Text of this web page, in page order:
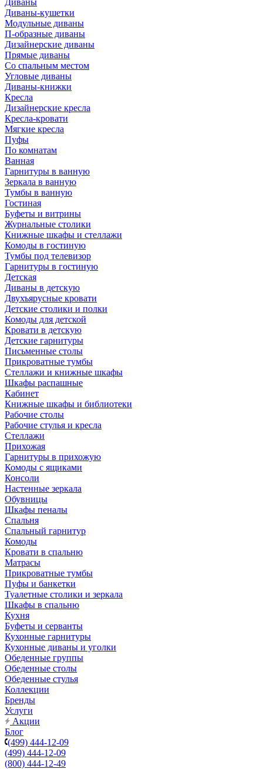
Диваны
Диваны-кушетки
Модульные диваны
П-образные диваны
Дизайнерские диваны
Прямые диваны
Со спальным местом
Угловые диваны
Диваны-книжки
Кресла
Дизайнерские кресла
Кресла-кровати
Мягкие кресла
Пуфы
По комнатам
Ванная
Гарнитуры в ванную
Зеркала в ванную
Тумбы в ванную
Гостиная
Буфеты и витрины
Журнальные столики
Книжные шкафы и стеллажи
Комоды в гостиную
Тумбы под телевизор
Гарнитуры в гостиную
Детская
Диваны в детскую
Двухъярусные кровати
Детские столики и полки
Комоды для детской
Кровати в детскую
Детские гарнитуры
Письменные столы
Прикроватные тумбы
Стеллажи и книжные шкафы
Шкафы распашные
Кабинет
Книжные шкафы и библиотеки
Рабочие столы
Рабочие стулья и кресла
Стеллажи
Прихожая
Гарнитуры в прихожую
Комоды с ящиками
Консоли
Настенные зеркала
Обувницы
Шкафы пеналы
Спальня
Спальный гарнитур
Комоды
Кровати в спальню
Матрасы
Прикроватные тумбы
Пуфы и банкетки
Туалетные столики и зеркала
Шкафы в спальню
Кухня
Буфеты и серванты
Кухонные гарнитуры
Кухонные диваны и уголки
Обеденные группы
Обеденные столы
Обеденные стулья
Коллекции
Бренды
Услуги
Акции
Блог
(499) 444-12-09
(499) 444-12-09
(800) 444-12-49